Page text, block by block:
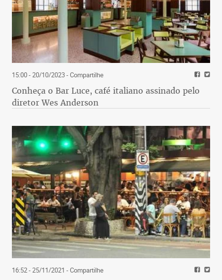
15:00 - 20/10/2023- Compartilhe
Conheça o Bar Luce, café italiano assinado pelo
diretor Wes Anderson
16:52 - 25/11/2021 - Compartilhe